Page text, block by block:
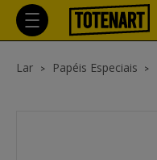
Lar Papéis Especiais